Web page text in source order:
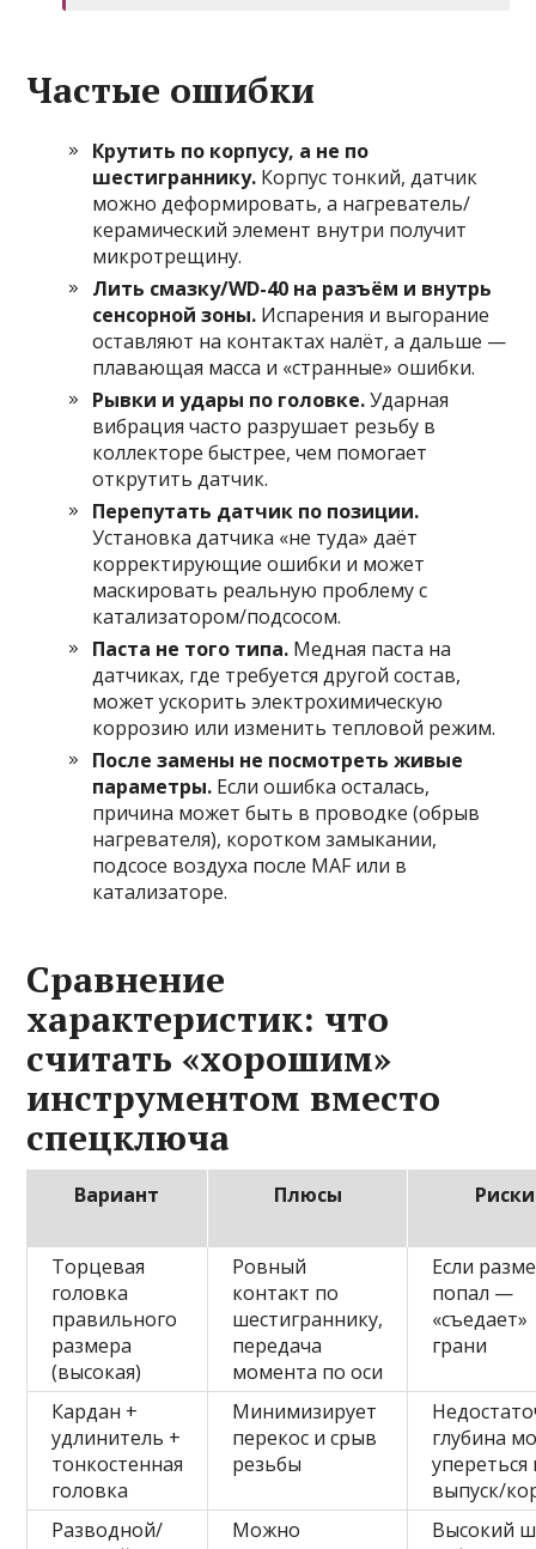
Частые ошибки
Крутить по корпусу, а не по
шестиграннику. Корпус тонкий, датчик
можно деформировать, а нагреватель/
керамический элемент внутри получит
микротрещину.
Лить смазку/WD-40 на разъём и внутрь
сенсорной зоны. Испарения и выгорание
оставляют на контактах налёт, а дальше —
плавающая масса и «странные» ошибки.
Рывки и удары по головке.Ударная
вибрация часто разрушает резьбу в
коллекторе быстрее, чем помогает
открутить датчик.
Перепутать датчик по позиции.
Установка датчика «не туда» даёт
корректирующие ошибки и может
маскировать реальную проблему с
катализатором/подсосом.
Паста не того типа. Медная паста на
датчиках, где требуется другой состав,
может ускорить электрохимическую
коррозию или изменить тепловой режим.
После замены не посмотреть живые
параметры. Если ошибка осталась,
причина может быть в проводке (обрыв
нагревателя), коротком замыкании,
подсосе воздуха после MAF или в
катализаторе.
Сравнение
характеристик: что
считать «хорошим»
инструментом вместо
спецключа
Вариант Плюсы Риски
Торцевая
головка
правильного
размера
(высокая)
Ровный
контакт по
шестиграннику,
передача
момента по оси
Если
попал —
«съедает»
грани
Кардан +
удлинитель +
тонкостенная
головка
Минимизирует
перекос и срыв
резьбы
глубина
упереться
выпуск/
Разводной/
Можно
Высокий